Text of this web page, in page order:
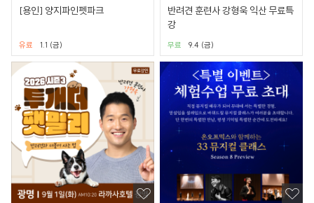
[용인] 양지파인펫파크
1.1 (금)
유료
반려견 훈련사 강형욱 익산 무료특
강
9.4 (금)
무료